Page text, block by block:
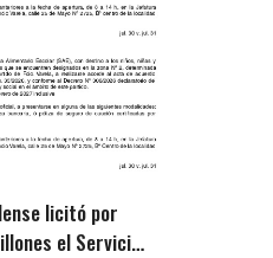
licitó por
Servicio